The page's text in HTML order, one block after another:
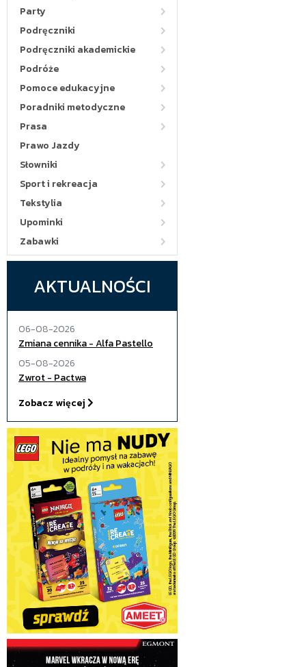
Party
Podręczniki
Podręczniki akademickie
Podróże
Pomoce edukacyjne
Poradniki metodyczne
Prasa
Prawo Jazdy
Słowniki
Sport i rekreacja
Tekstylia
Upominki
Zabawki
AKTUALNOŚCI
06-08-2026
Zmiana cennika - Alfa Pastello
05-08-2026
Zwrot - Pactwa
Zobacz więcej